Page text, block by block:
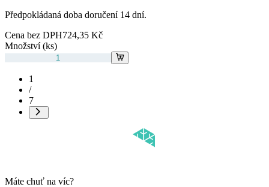
Předpokládaná doba doručení 14 dní.
Cena bez DPH724,35 Kč
Množství (ks)
1
/
7
Máte chuť na víc?